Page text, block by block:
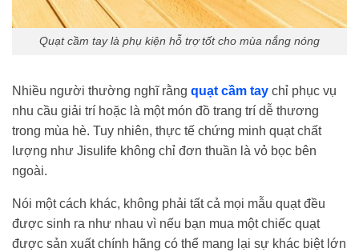
Quạt cầm tay là phụ kiện hỗ trợ tốt cho mùa nắng nóng
Nhiều người thường nghĩ rằng quạt cầm tay chỉ phục vụ
nhu cầu giải trí hoặc là một món đồ trang trí dễ thương
trong mùa hè. Tuy nhiên, thực tế chứng minh quạt chất
lượng như Jisulife không chỉ đơn thuần là vỏ bọc bên
ngoài.
Nói một cách khác, không phải tất cả mọi mẫu quạt đều
được sinh ra như nhau vì nếu bạn mua một chiếc quạt
được sản xuất chính hãng có thể mang lại sự khác biệt lớn